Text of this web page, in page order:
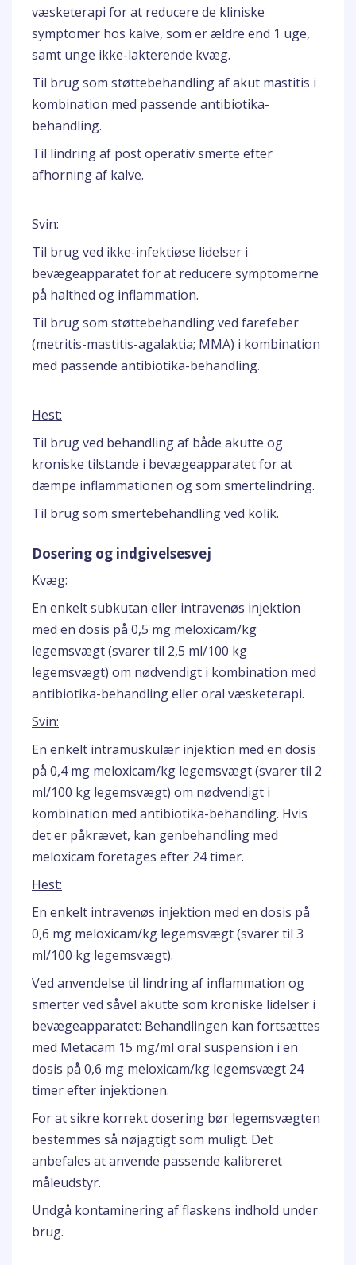
væsketerapi for at reducere de kliniske
symptomer hos kalve, som er ældre end 1 uge,
samt unge ikke-lakterende kvæg.
Til brug som støttebehandling af akut mastitis i
kombination med passende antibiotika-
behandling.
Til lindring af post operativ smerte efter
afhorning af kalve.
Svin:
Til brug ved ikke-infektiøse lidelser i
bevægeapparatet for at reducere symptomerne
på halthed og inflammation.
Til brug som støttebehandling ved farefeber
(metritis-mastitis-agalaktia; MMA) i kombination
med passende antibiotika-behandling.
Hest:
Til brug ved behandling af både akutte og
kroniske tilstande i bevægeapparatet for at
dæmpe inflammationen og som smertelindring.
Til brug som smertebehandling ved kolik.
Dosering og indgivelsesvej
Kvæg:
En enkelt subkutan eller intravenøs injektion
med en dosis på 0,5 mg meloxicam/kg
legemsvægt (svarer til 2,5 ml/100 kg
legemsvægt) om nødvendigt i kombination med
antibiotika-behandling eller oral væsketerapi.
Svin:
En enkelt intramuskulær injektion med en dosis
på 0,4 mg meloxicam/kg legemsvægt (svarer til 2
ml/100 kg legemsvægt) om nødvendigt i
kombination med antibiotika-behandling. Hvis
det er påkrævet, kan genbehandling med
meloxicam foretages efter 24 timer.
Hest:
En enkelt intravenøs injektion med en dosis på
0,6 mg meloxicam/kg legemsvægt (svarer til 3
ml/100 kg legemsvægt).
Ved anvendelse til lindring af inflammation og
smerter ved såvel akutte som kroniske lidelser i
bevægeapparatet: Behandlingen kan fortsættes
med Metacam 15 mg/ml oral suspension i en
dosis på 0,6 mg meloxicam/kg legemsvægt 24
timer efter injektionen.
For at sikre korrekt dosering bør legemsvægten
bestemmes så nøjagtigt som muligt. Det
anbefales at anvende passende kalibreret
måleudstyr.
Undgå kontaminering af flaskens indhold under
brug.